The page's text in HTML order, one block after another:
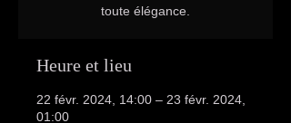
toute élégance.
Heure et lieu
22 févr. 2024, 14:00 – 23 févr. 2024,
01:00